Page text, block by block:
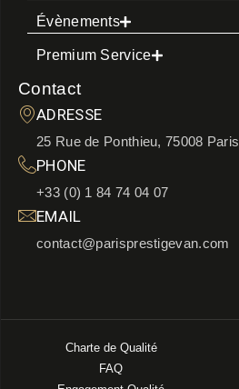
Évènements
Premium Service
Contact
ADRESSE
25 Rue de Ponthieu, 75008 Paris
PHONE
+33 (0) 1 84 74 04 07
EMAIL
contact@parisprestigevan.com
Charte de Qualité
FAQ